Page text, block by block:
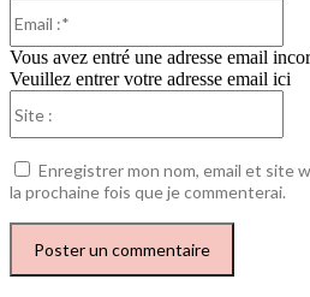
Vous avez entré une adresse email
Veuillez entrer votre adresse email ici
Enregistrer mon nom, email et site
la prochaine fois que je commenterai.